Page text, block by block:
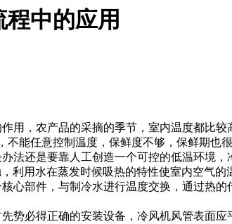
中的应用
用，农产品的采摘的季节，室内温度都比
能任意控制温度，保鲜度不够，保鲜期也很
法还是要靠人工创造一个可控的低温环境
利用水在蒸发时候吸热的特性使室内空气的
心部件，与制冷水进行温度交换，通过热
势必得正确的安装设备，冷风机风管表面